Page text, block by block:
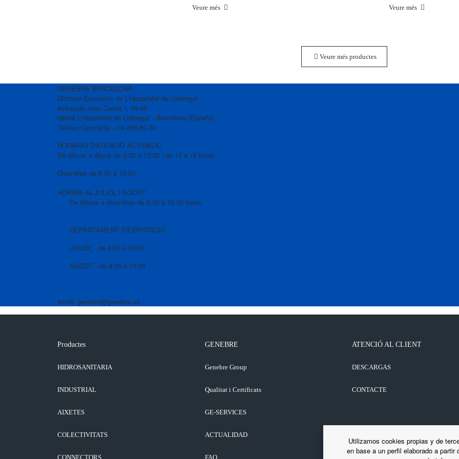
Veure més Veure més
Veure més productes
GENEBRE BARCELONA
Districte Econòmic de L'Hospitalet de Llobregat
Avinguda Joan Carles I, 46-48
08908 L'Hospitalet de Llobregat - Barcelona (España)
Telèfon Centralita: +34 298 80 00
HORARIO D'ATENCIÓ AL PUBLIC
De dilluns a dijous de 8:30 a 13:30 i de 15 a 18 hores
Divendres de 8:00 a 16:00
HORARI de JULIOL i AGOST
De dilluns a divendres de 8:00 a 15:00 hores
DEPARTAMENT D'EXPOTACIO
JULIOL - de 8:00 a 16:00
AGOST - de 8:00 a 15:00
email: genebre@genebre.es
Productes
HIDROSANITARIA
INDUSTRIAL
AIXETES
COLECTIVITATS
CONNECTORS
GENEBRE
Genebre Group
Qualitat i Certificats
GE-SERVICES
ACTUALIDAD
FAQ
ATENCIÓ AL CLIENT
DESCARGAS
CONTACTE
Utilizamos cookies propias y de
en base a un perfil elaborado a